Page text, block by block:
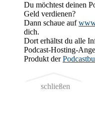
Du möchtest deinen
Geld verdienen?
Dann schaue auf
dich.
Dort erhältst du alle
Podcast-Hosting-
Produkt der
schließen